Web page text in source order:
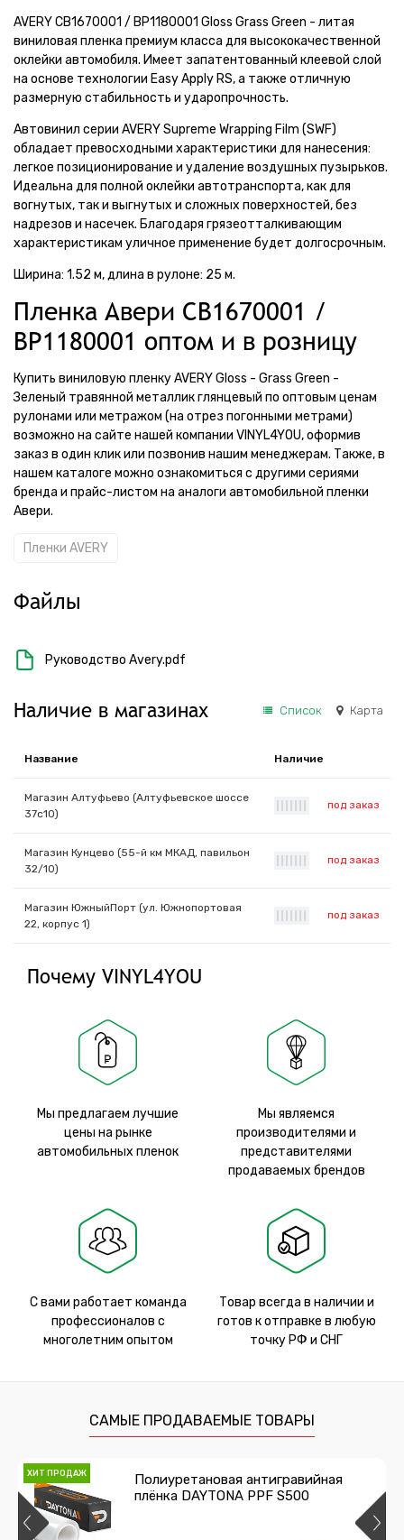
AVERY CB1670001 / BP1180001 Gloss Grass Green - литая
виниловая пленка премиум класса для высококачественной
оклейки автомобиля. Имеет запатентованный клеевой слой
на основе технологии Easy Apply RS, а также отличную
размерную стабильность и ударопрочность.
Автовинил серии AVERY Supreme Wrapping Film (SWF)
обладает превосходными характеристики для нанесения:
легкое позиционирование и удаление воздушных пузырьков.
Идеальна для полной оклейки автотранспорта, как для
вогнутых, так и выгнутых и сложных поверхностей, без
надрезов и насечек. Благодаря грязеотталкивающим
характеристикам уличное применение будет долгосрочным.
Ширина: 1.52 м, длина в рулоне: 25 м.
Пленка Авери CB1670001 /
BP1180001 оптом и в розницу
Купить виниловую пленку AVERY Gloss - Grass Green -
Зеленый травянной металлик глянцевый по оптовым ценам
рулонами или метражом (на отрез погонными метрами)
возможно на сайте нашей компании VINYL4YOU, оформив
заказ в один клик или позвонив нашим менеджерам. Также, в
нашем каталоге можно ознакомиться с другими сериями
бренда и прайс-листом на аналоги автомобильной пленки
Авери.
Пленки AVERY
Файлы
Руководство Avery.pdf
Наличие в магазинах Список Карта
Название Наличие
Магазин Алтуфьево (Алтуфьевское шоссе
37с10)
под заказ
Магазин Кунцево (55-й км МКАД, павильон
32/10)
под заказ
Магазин ЮжныйПорт (ул. Южнопортовая
22, корпус 1)
под заказ
Почему VINYL4YOU
Мы предлагаем лучшие
цены на рынке
автомобильных пленок
Мы являемся
производителями и
представителями
продаваемых брендов
С вами работает команда
профессионалов с
многолетним опытом
Товар всегда в наличии и
готов к отправке в любую
точку РФ и СНГ
САМЫЕ ПРОДАВАЕМЫЕ ТОВАРЫ
ХИТ ПРОДАЖ
Полиуретановая антигравийная
плёнка DAYTONA PPF S500